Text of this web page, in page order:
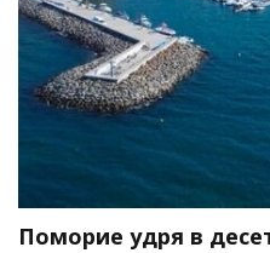
Поморие удря в